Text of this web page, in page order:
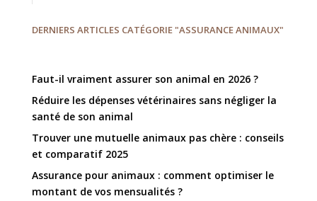
DERNIERS ARTICLES CATÉGORIE "ASSURANCE ANIMAUX"
Faut-il vraiment assurer son animal en 2026 ?
Réduire les dépenses vétérinaires sans négliger la
santé de son animal
Trouver une mutuelle animaux pas chère : conseils
et comparatif 2025
Assurance pour animaux : comment optimiser le
montant de vos mensualités ?